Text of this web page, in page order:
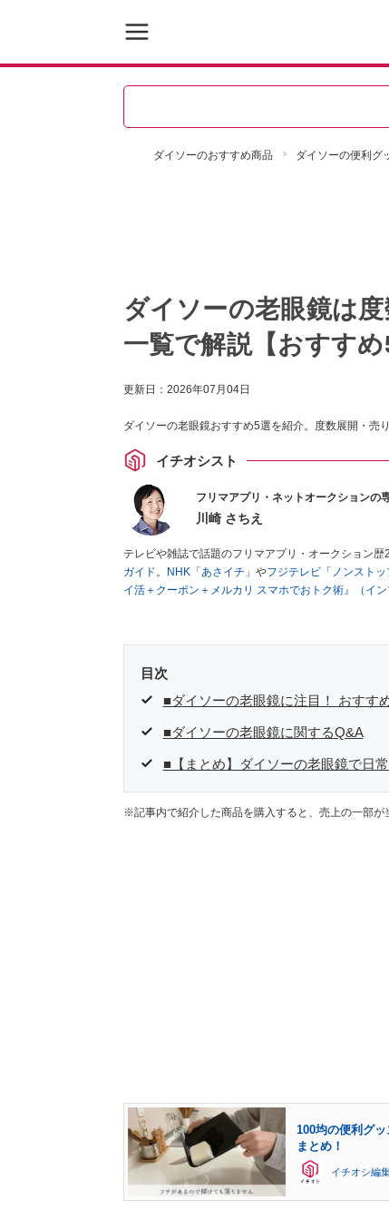
ダイソーのおすすめ商品 ダイソーの便利グ
ダイソーの老眼鏡は
一覧で解説【おすすめ
更新日： 2026年07月04日
ダイソーの老眼鏡おすすめ5選を紹介。度数展開・売
イチオシスト
フリマアプリ・ネットオークションの
川崎 さちえ
テレビや雑誌で話題のフリマアプリ・オークション歴
ガイド。 NHK「あさイチ」 やフジテレビ「ノンストッ
イ活＋クーポン＋メルカリ スマホでおトク術』（イン
■経歴：2003年、夫が子育てをするために、突然会
いた時間でできるオークションに目をつける。しか
を生活の一部に取り入れるべく、「ネットオークシ
た消費税増税の社会においては、ネットオークショ
目次
■ダイソーの老眼鏡に注目！ おすす
■ダイソーの老眼鏡に関するQ&A
■【まとめ】ダイソーの老眼鏡で日
※記事内で紹介した商品を購入すると、売上の一部が
100均の便利グ
まとめ！
イチオシ編